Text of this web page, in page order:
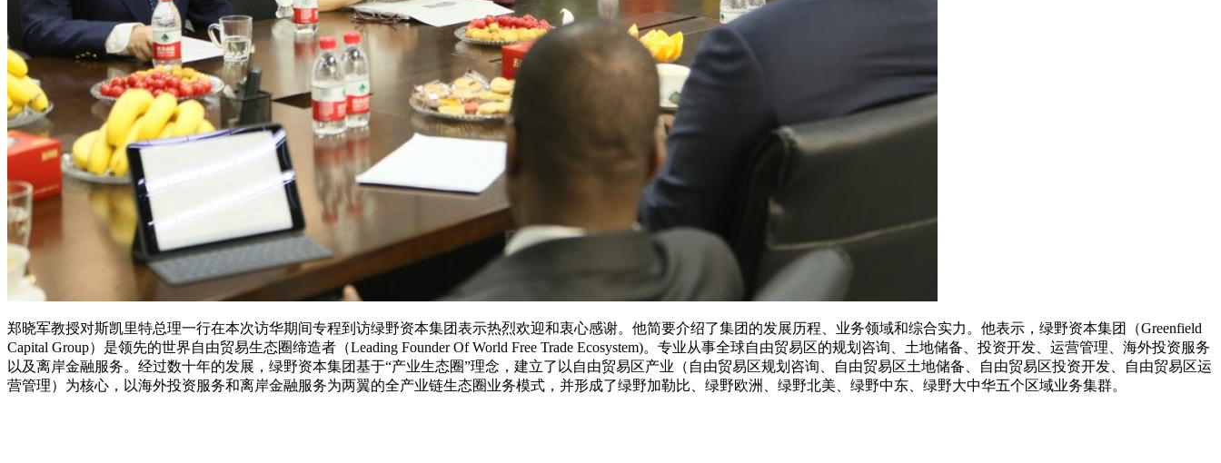
郑晓军教授对斯凯里特总理一行在本次访华期间专程到访绿野资本集团表示热烈欢迎和衷心感谢。他简要介绍了集团的发展历程、业务领域和综合实力。他表示，绿野资本集团（Greenfield
Capital Group）是领先的世界自由贸易生态圈缔造者（Leading Founder Of World Free Trade Ecosystem)。专业从事全球自由贸易区的规划咨询、土地储备、投资开发、运营管理、海外投资服务
以及离岸金融服务。经过数十年的发展，绿野资本集团基于“产业生态圈”理念，建立了以自由贸易区产业（自由贸易区规划咨询、自由贸易区土地储备、自由贸易区投资开发、自由贸易区运
营管理）为核心，以海外投资服务和离岸金融服务为两翼的全产业链生态圈业务模式，并形成了绿野加勒比、绿野欧洲、绿野北美、绿野中东、绿野大中华五个区域业务集群。